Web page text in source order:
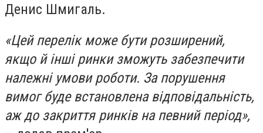
Денис Шмигаль.
«Цей перелік може бути розширений,
якщо й інші ринки зможуть забезпечити
належні умови роботи. За порушення
вимог буде встановлена відповідальність,
аж до закриття ринків на певний період»,